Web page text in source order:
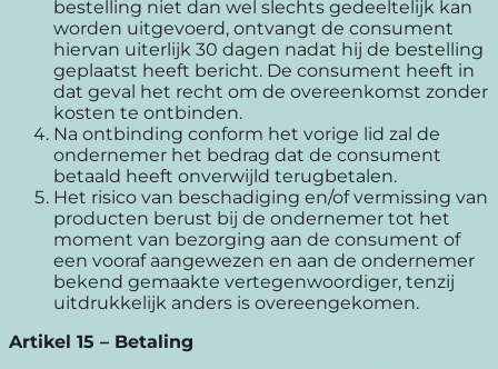
bestelling niet dan wel slechts gedeeltelijk kan
worden uitgevoerd, ontvangt de consument
hiervan uiterlijk 30 dagen nadat hij de bestelling
geplaatst heeft bericht. De consument heeft in
dat geval het recht om de overeenkomst zonder
kosten te ontbinden.
Na ontbinding conform het vorige lid zal de
ondernemer het bedrag dat de consument
betaald heeft onverwijld terugbetalen.
Het risico van beschadiging en/of vermissing van
producten berust bij de ondernemer tot het
moment van bezorging aan de consument of
een vooraf aangewezen en aan de ondernemer
bekend gemaakte vertegenwoordiger, tenzij
uitdrukkelijk anders is overeengekomen.
Artikel 15 – Betaling